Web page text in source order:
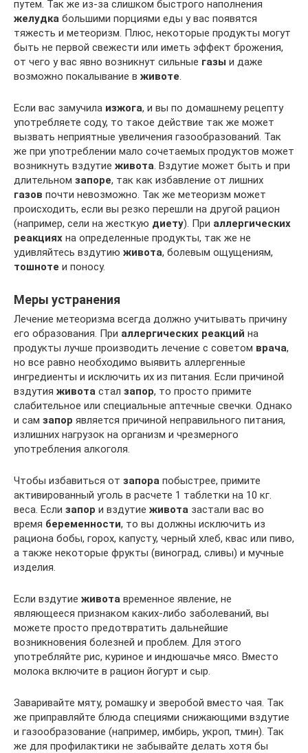
путем. Так же из-за слишком быстрого наполнения
желудка большими порциями еды у вас появятся
тяжесть и метеоризм. Плюс, некоторые продукты могут
быть не первой свежести или иметь эффект брожения,
от чего у вас явно возникнут сильные газы и даже
возможно покалывание в животе.
Если вас замучила изжога, и вы по домашнему рецепту
употребляете соду, то такое действие так же может
вызвать неприятные увеличения газообразований. Так
же при употреблении мало сочетаемых продуктов может
возникнуть вздутие живота. Вздутие может быть и при
длительном запоре, так как избавление от лишних
газов почти невозможно. Так же метеоризм может
происходить, если вы резко перешли на другой рацион
(например, сели на жесткую диету). При аллергических
реакциях на определенные продукты, так же не
удивляйтесь вздутию живота, болевым ощущениям,
тошноте и поносу.
Меры устранения
Лечение метеоризма всегда должно учитывать причину
его образования. При аллергических реакций на
продукты лучше производить лечение с советом врача,
но все равно необходимо выявить аллергенные
ингредиенты и исключить их из питания. Если причиной
вздутия живота стал запор, то просто примите
слабительное или специальные аптечные свечки. Однако
и сам запор является причиной неправильного питания,
излишних нагрузок на организм и чрезмерного
употребления алкоголя.
Чтобы избавиться от запора побыстрее, примите
активированный уголь в расчете 1 таблетки на 10 кг.
веса. Если запор и вздутие живота застали вас во
время беременности, то вы должны исключить из
рациона бобы, горох, капусту, черный хлеб, квас или пиво,
а также некоторые фрукты (виноград, сливы) и мучные
изделия.
Если вздутие живота временное явление, не
являющееся признаком каких-либо заболеваний, вы
можете просто предотвратить дальнейшие
возникновения болезней и проблем. Для этого
употребляйте рис, куриное и индюшачье мясо. Вместо
молока включите в рацион йогурт и сыр.
Заваривайте мяту, ромашку и зверобой вместо чая. Так
же приправляйте блюда специями снижающими вздутие
и газообразование (например, имбирь, укроп, тмин). Так
же для профилактики не забывайте делать хотя бы